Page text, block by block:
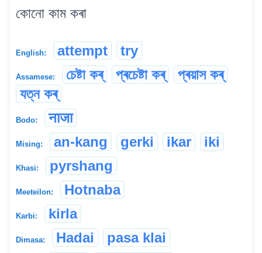
কোনো কাম কৰা
English: attempt try
Assamese: চেষ্টা কৰ্ প্ৰচেষ্টা কৰ্
প্ৰয়াস কৰ্
যত্ন কৰ্
Bodo: नाजा
Mising: an-kang gerki ikar iki
Khasi: pyrshang
Meeteilon: Hotnaba
Karbi: kirla
Dimasa: Hadai pasa klai